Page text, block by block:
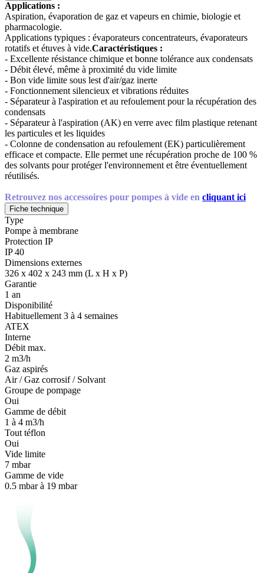
Applications :
Aspiration, évaporation de gaz et vapeurs en chimie, biologie et
pharmacologie.
Applications typiques : évaporateurs concentrateurs, évaporateurs
rotatifs et étuves à vide.Caractéristiques :
- Excellente résistance chimique et bonne tolérance aux condensats
- Débit élevé, même à proximité du vide limite
- Bon vide limite sous lest d'air/gaz inerte
- Fonctionnement silencieux et vibrations réduites
- Séparateur à l'aspiration et au refoulement pour la récupération des
condensats
- Séparateur à l'aspiration (AK) en verre avec film plastique retenant
les particules et les liquides
- Colonne de condensation au refoulement (EK) particulièrement
efficace et compacte. Elle permet une récupération proche de 100 %
des solvants pour protéger l'environnement et être éventuellement
réutilisés.
Retrouvez nos accessoires pour pompes à vide en cliquant ici
Fiche technique
Type
Pompe à membrane
Protection IP
IP 40
Dimensions externes
326 x 402 x 243 mm (L x H x P)
Garantie
1 an
Disponibilité
Habituellement 3 à 4 semaines
ATEX
Interne
Débit max.
2 m3/h
Gaz aspirés
Air / Gaz corrosif / Solvant
Groupe de pompage
Oui
Gamme de débit
1 à 4 m3/h
Tout téflon
Oui
Vide limite
7 mbar
Gamme de vide
0.5 mbar à 19 mbar